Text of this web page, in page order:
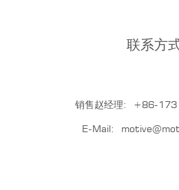
联系方
销售赵经理: +86-
E-Mail: